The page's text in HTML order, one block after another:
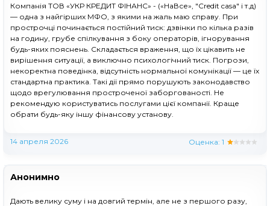
Компанія ТОВ «УКР КРЕДИТ ФІНАНС» - («НаВсе», "Credit casa" і т.д)
— одна з найгірших МФО, з якими на жаль маю справу. При
прострочці починається постійний тиск: дзвінки по кілька разів
на годину, грубе спілкування з боку операторів, ігнорування
будь-яких пояснень. Складається враження, що їх цікавить не
вирішення ситуації, а виключно психологічний тиск. Погрози,
некоректна поведінка, відсутність нормальної комунікації — це їх
стандартна практика. Такі дії прямо порушують законодавство
щодо врегулювання простроченої заборгованості. Не
рекомендую користуватись послугами цієї компанії. Краще
обрати будь-яку іншу фінансову установу.
14 апреля 2026 Оценка: 1
Анонимно
Дають велику суму і на довгий термін, але не з першого разу,